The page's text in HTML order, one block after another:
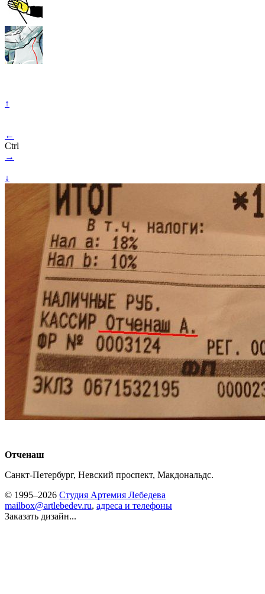
↑
←
Ctrl
→
↓
Отченаш
Санкт-Петербург, Невский проспект, Макдональдс.
© 1995–2026 Студия Артемия Лебедева
mailbox@artlebedev.ru, адреса и телефоны
Заказать дизайн...